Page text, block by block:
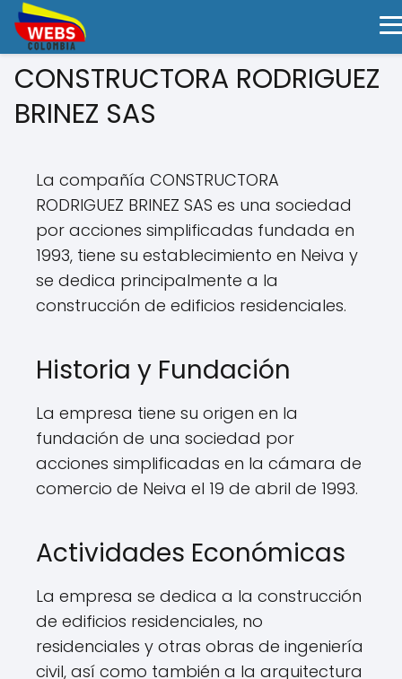
CONSTRUCTORA RODRIGUEZ
BRINEZ SAS
La compañía CONSTRUCTORA
RODRIGUEZ BRINEZ SAS es una sociedad
por acciones simplificadas fundada en
1993, tiene su establecimiento en Neiva y
se dedica principalmente a la
construcción de edificios residenciales.
Historia y Fundación
La empresa tiene su origen en la
fundación de una sociedad por
acciones simplificadas en la cámara de
comercio de Neiva el 19 de abril de 1993.
Actividades Económicas
La empresa se dedica a la construcción
de edificios residenciales, no
residenciales y otras obras de ingeniería
civil, así como también a la arquitectura